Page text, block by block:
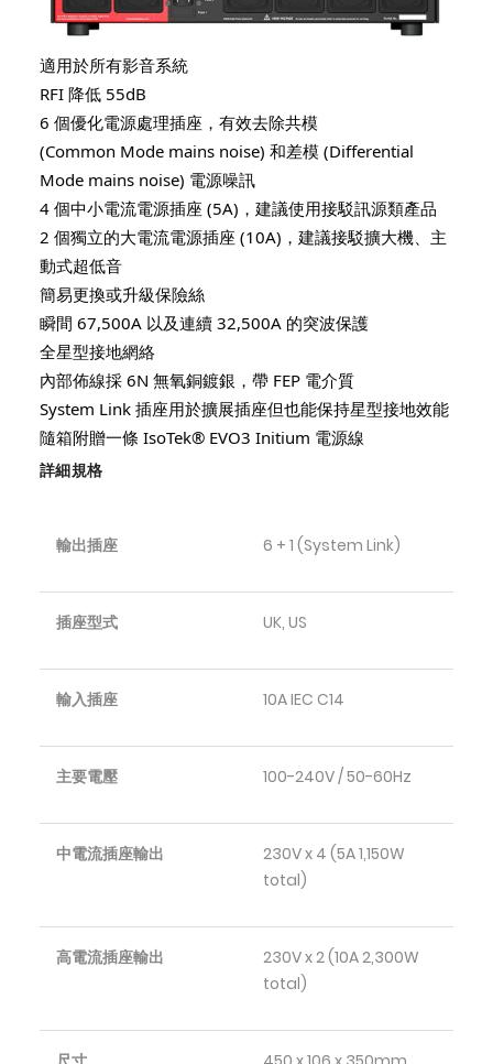
適用於所有影音系統
RFI 降低 55dB
6 個優化電源處理插座，有效去除共模
(Common Mode mains noise) 和差模 (Differential
Mode mains noise) 電源噪訊
4 個中小電流電源插座 (5A)，建議使用接駁訊源類產品
2 個獨立的大電流電源插座 (10A)，建議接駁擴大機、主
動式超低音
簡易更換或升級保險絲
瞬間 67,500A 以及連續 32,500A 的突波保護
全星型接地網絡
內部佈線採 6N 無氧銅鍍銀，帶 FEP 電介質
System Link 插座用於擴展插座但也能保持星型接地效能
隨箱附贈一條 IsoTek® EVO3 Initium 電源線
詳細規格
輸出插座 6 + 1 (System Link)
插座型式 UK, US
輸入插座 10A IEC C14
主要電壓 100-240V / 50-60Hz
中電流插座輸出
230V x 4 (5A 1,150W
total)
高電流插座輸出
230V x 2 (10A 2,300W
total)